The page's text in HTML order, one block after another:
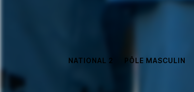
NATIONAL 2 PÔLE MASCULIN